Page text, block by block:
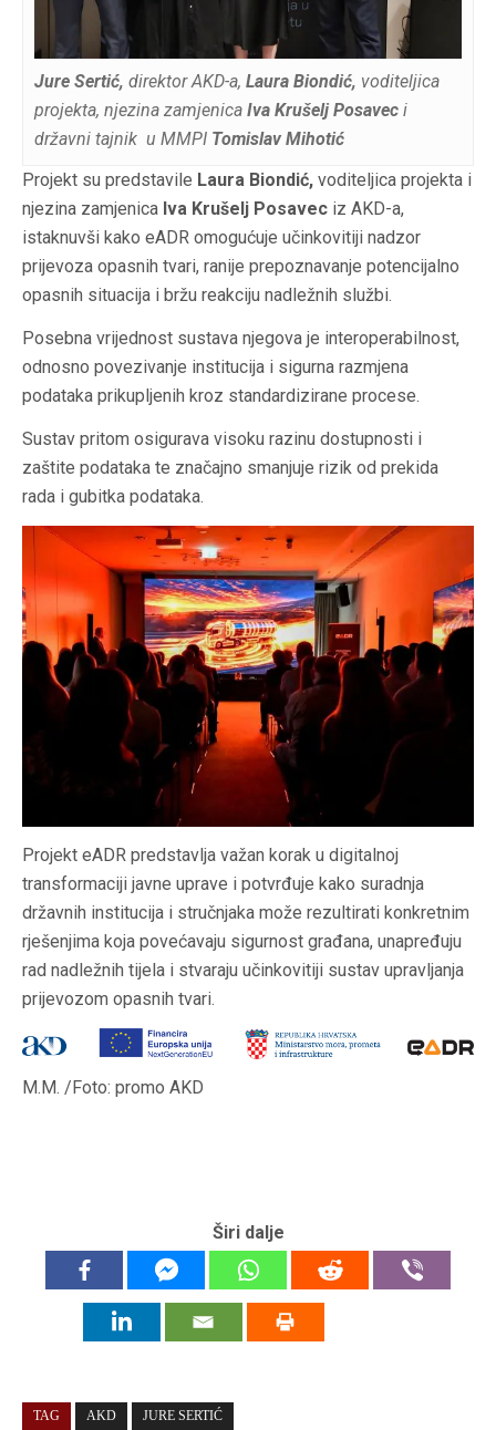
Jure Sertić, direktor AKD-a, Laura Biondić, voditeljica
projekta, njezina zamjenica Iva Krušelj Posavec i
državni tajnik u MMPI Tomislav Mihotić
Projekt su predstavile Laura Biondić, voditeljica projekta i
njezina zamjenica Iva Krušelj Posavec iz AKD-a,
istaknuvši kako eADR omogućuje učinkovitiji nadzor
prijevoza opasnih tvari, ranije prepoznavanje potencijalno
opasnih situacija i bržu reakciju nadležnih službi.
Posebna vrijednost sustava njegova je interoperabilnost,
odnosno povezivanje institucija i sigurna razmjena
podataka prikupljenih kroz standardizirane procese.
Sustav pritom osigurava visoku razinu dostupnosti i
zaštite podataka te značajno smanjuje rizik od prekida
rada i gubitka podataka.
Projekt eADR predstavlja važan korak u digitalnoj
transformaciji javne uprave i potvrđuje kako suradnja
državnih institucija i stručnjaka može rezultirati konkretnim
rješenjima koja povećavaju sigurnost građana, unapređuju
rad nadležnih tijela i stvaraju učinkovitiji sustav upravljanja
prijevozom opasnih tvari.
M.M. /Foto: promo AKD
Širi dalje
TAG AKD JURE SERTIĆ